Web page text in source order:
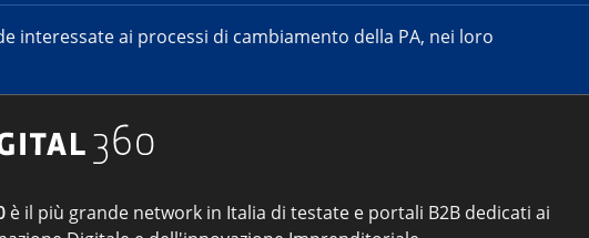
interessate ai processi di cambiamento della PA, nei loro
è il più grande network in Italia di testate e portali B2B dedicati ai